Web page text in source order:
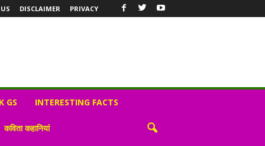
DISCLAIMER PRIVACY
GS INTERESTING FACTS
कविता कहानियां